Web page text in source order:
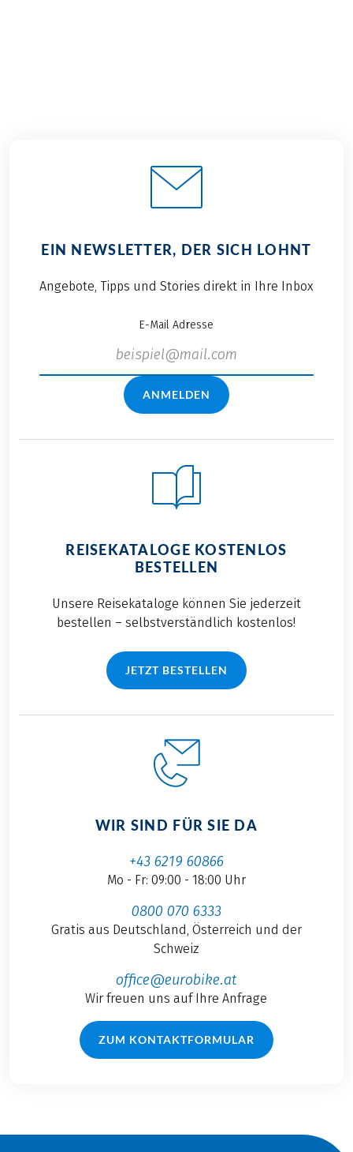
EIN NEWSLETTER, DER SICH LOHNT
Angebote, Tipps und Stories direkt in Ihre Inbox
E-Mail Adresse
ANMELDEN
REISEKATALOGE KOSTENLOS
BESTELLEN
Unsere Reisekataloge können Sie jederzeit
bestellen – selbstverständlich kostenlos!
JETZT BESTELLEN
WIR SIND FÜR SIE DA
+43 6219 60866
Mo - Fr: 09:00 - 18:00 Uhr
0800 070 6333
Gratis aus Deutschland, Österreich und der
Schweiz
office@eurobike.at
Wir freuen uns auf Ihre Anfrage
ZUM KONTAKTFORMULAR